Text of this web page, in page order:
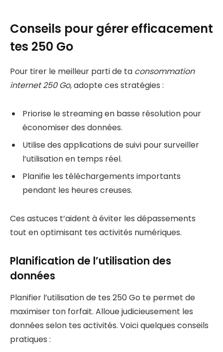
Conseils pour gérer efficacement
tes 250 Go
Pour tirer le meilleur parti de ta consommation
internet 250 Go, adopte ces stratégies :
Priorise le streaming en basse résolution pour
économiser des données.
Utilise des applications de suivi pour surveiller
l’utilisation en temps réel.
Planifie les téléchargements importants
pendant les heures creuses.
Ces astuces t’aident à éviter les dépassements
tout en optimisant tes activités numériques.
Planification de l’utilisation des
données
Planifier l’utilisation de tes 250 Go te permet de
maximiser ton forfait. Alloue judicieusement les
données selon tes activités. Voici quelques conseils
pratiques :